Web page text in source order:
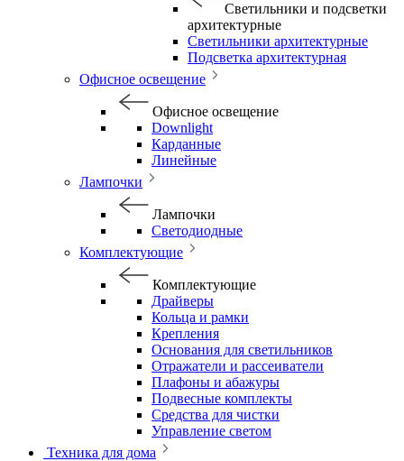
Светильники и подсветки
архитектурные
Светильники архитектурные
Подсветка архитектурная
Офисное освещение
Офисное освещение
Downlight
Карданные
Линейные
Лампочки
Лампочки
Светодиодные
Комплектующие
Комплектующие
Драйверы
Кольца и рамки
Крепления
Основания для светильников
Отражатели и рассеиватели
Плафоны и абажуры
Подвесные комплекты
Средства для чистки
Управление светом
Техника для дома